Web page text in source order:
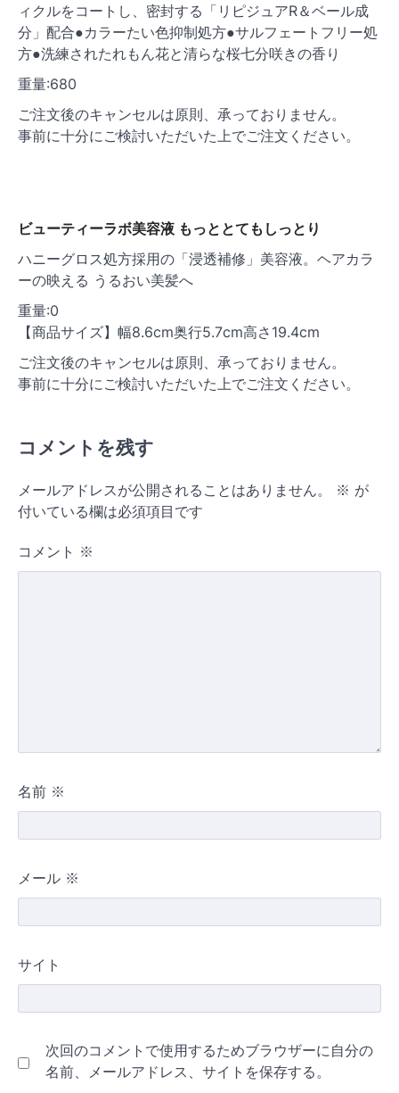
ィクルをコートし、密封する「リピジュアR＆ベール成
分」配合●カラーたい色抑制処方●サルフェートフリー処
方●洗練されたれもん花と清らな桜七分咲きの香り
重量:680
ご注文後のキャンセルは原則、承っておりません。
事前に十分にご検討いただいた上でご注文ください。
ビューティーラボ美容液 もっととてもしっとり
ハニーグロス処方採用の「浸透補修」美容液。ヘアカラ
ーの映える うるおい美髪へ
重量:0
【商品サイズ】幅8.6cm奥行5.7cm高さ19.4cm
ご注文後のキャンセルは原則、承っておりません。
事前に十分にご検討いただいた上でご注文ください。
コメントを残す
メールアドレスが公開されることはありません。 ※ が
付いている欄は必須項目です
コメント ※
名前 ※
メール ※
サイト
次回のコメントで使用するためブラウザーに自分の
名前、メールアドレス、サイトを保存する。